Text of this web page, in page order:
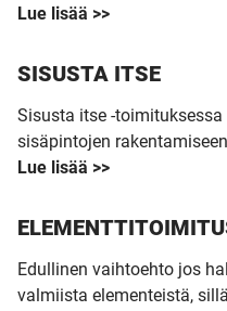
Lue lisää >>
SISUSTA ITSE
Sisusta itse -
sisäpintojen
Lue lisää >>
Edullinen vaihtoehto jos
valmiista elementeistä,